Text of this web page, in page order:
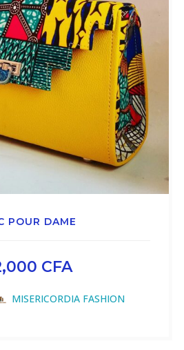
POUR DAME
CFA
MISERICORDIA FASHION